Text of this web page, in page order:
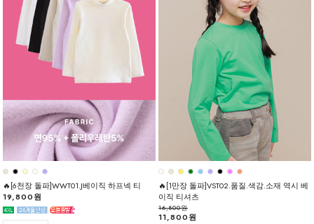
🔥[6천장 돌파]WWT01.J베이직 하프넥 티
19,800원
🔥[1만장 돌파]VST02.품질.색감.소재 역시 베
이직 티셔츠
16,800원
11,800원